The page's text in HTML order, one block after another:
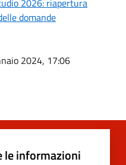
2026: riapertura
domande
2024, 17:06
le informazioni